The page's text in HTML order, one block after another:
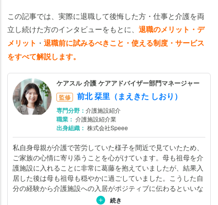
この記事では、実際に退職して後悔した方・仕事と介護を両
立し続けた方のインタビューをもとに、 退職のメリット・デ
メリット ・ 退職前に試みるべきこと・使える制度・サービス
をすべて解説します。
ケアスル 介護 ケアアドバイザー部門マネージャー
監修 前北 栞里（まえきた しおり）
専門分野： 介護施設紹介
職業： 介護施設紹介業
出身組織： 株式会社Speee
私自身母親が介護で苦労していた様子を間近で見ていたため、
ご家族の心情に寄り添うことを心がけています。母も祖母を介
護施設に入れることに非常に葛藤を抱えていましたが、結果入
居した後は母も祖母も穏やかに過ごしていました。こうした自
分の経験から介護施設への入居がポジティブに伝わるといいな
と思い日々ご家族とお話ししています。詳しくは
続き
験
談】
退職
せ
試行
錯誤
で両
親の
と正
社員
を両
立し
た人
の話